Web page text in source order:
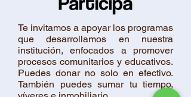
Te invitamos a apoyar los programas
que desarrollamos en nuestra
institución, enfocados a promover
procesos comunitarios y educativos.
Puedes donar no solo en efectivo.
También puedes sumar tu tiempo,